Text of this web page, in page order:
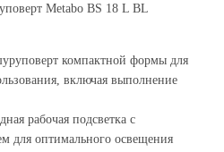
Metabo BS 18 L BL
компактной формы для
включая выполнение
рабочая подсветка с
для оптимального освещения